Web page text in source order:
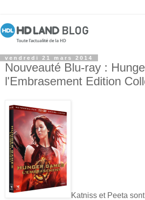
vendredi 21 mars 2014
Nouveauté Blu-ray :
l'Embrasement Edition
Katniss et Peeta